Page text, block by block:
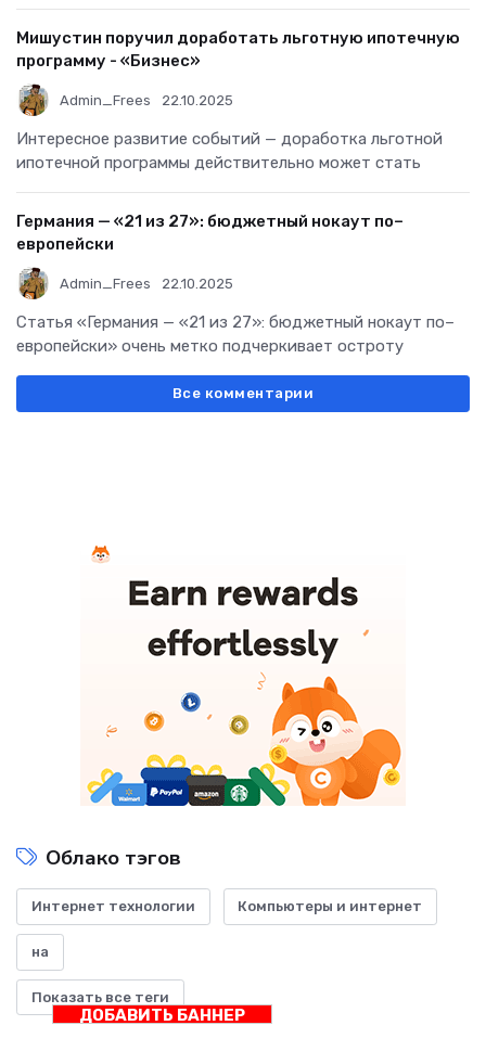
Мишустин поручил доработать льготную ипотечную
программу - «Бизнес»
Admin_Frees 22.10.2025
Интересное развитие событий — доработка льготной
ипотечной программы действительно может стать
Германия — «21 из 27»: бюджетный нокаут по–
европейски
Admin_Frees 22.10.2025
Статья «Германия — «21 из 27»: бюджетный нокаут по–
европейски» очень метко подчеркивает остроту
Все комментарии
Облако тэгов
Интернет технологии Компьютеры и интернет
на
Показать все теги
ДОБАВИТЬ БАННЕР